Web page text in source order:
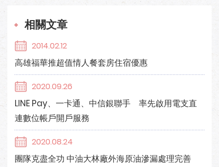
相關文章
2014.02.12
高雄福華推超值情人餐套房住宿優惠
2020.09.26
LINE Pay、一卡通、中信銀聯手 率先啟用電支直
連數位帳戶開戶服務
2020.08.24
團隊克盡全功 中油大林廠外海原油滲漏處理完善